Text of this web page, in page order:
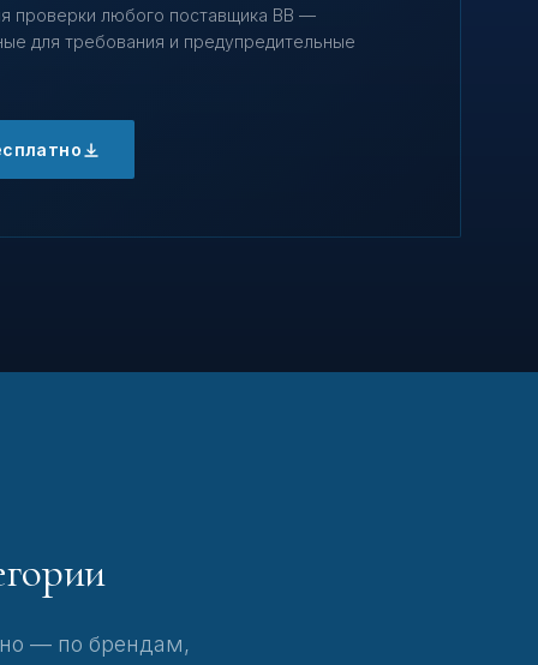
проверки любого поставщика ВВ —
для требования и предупредительные
— по брендам,